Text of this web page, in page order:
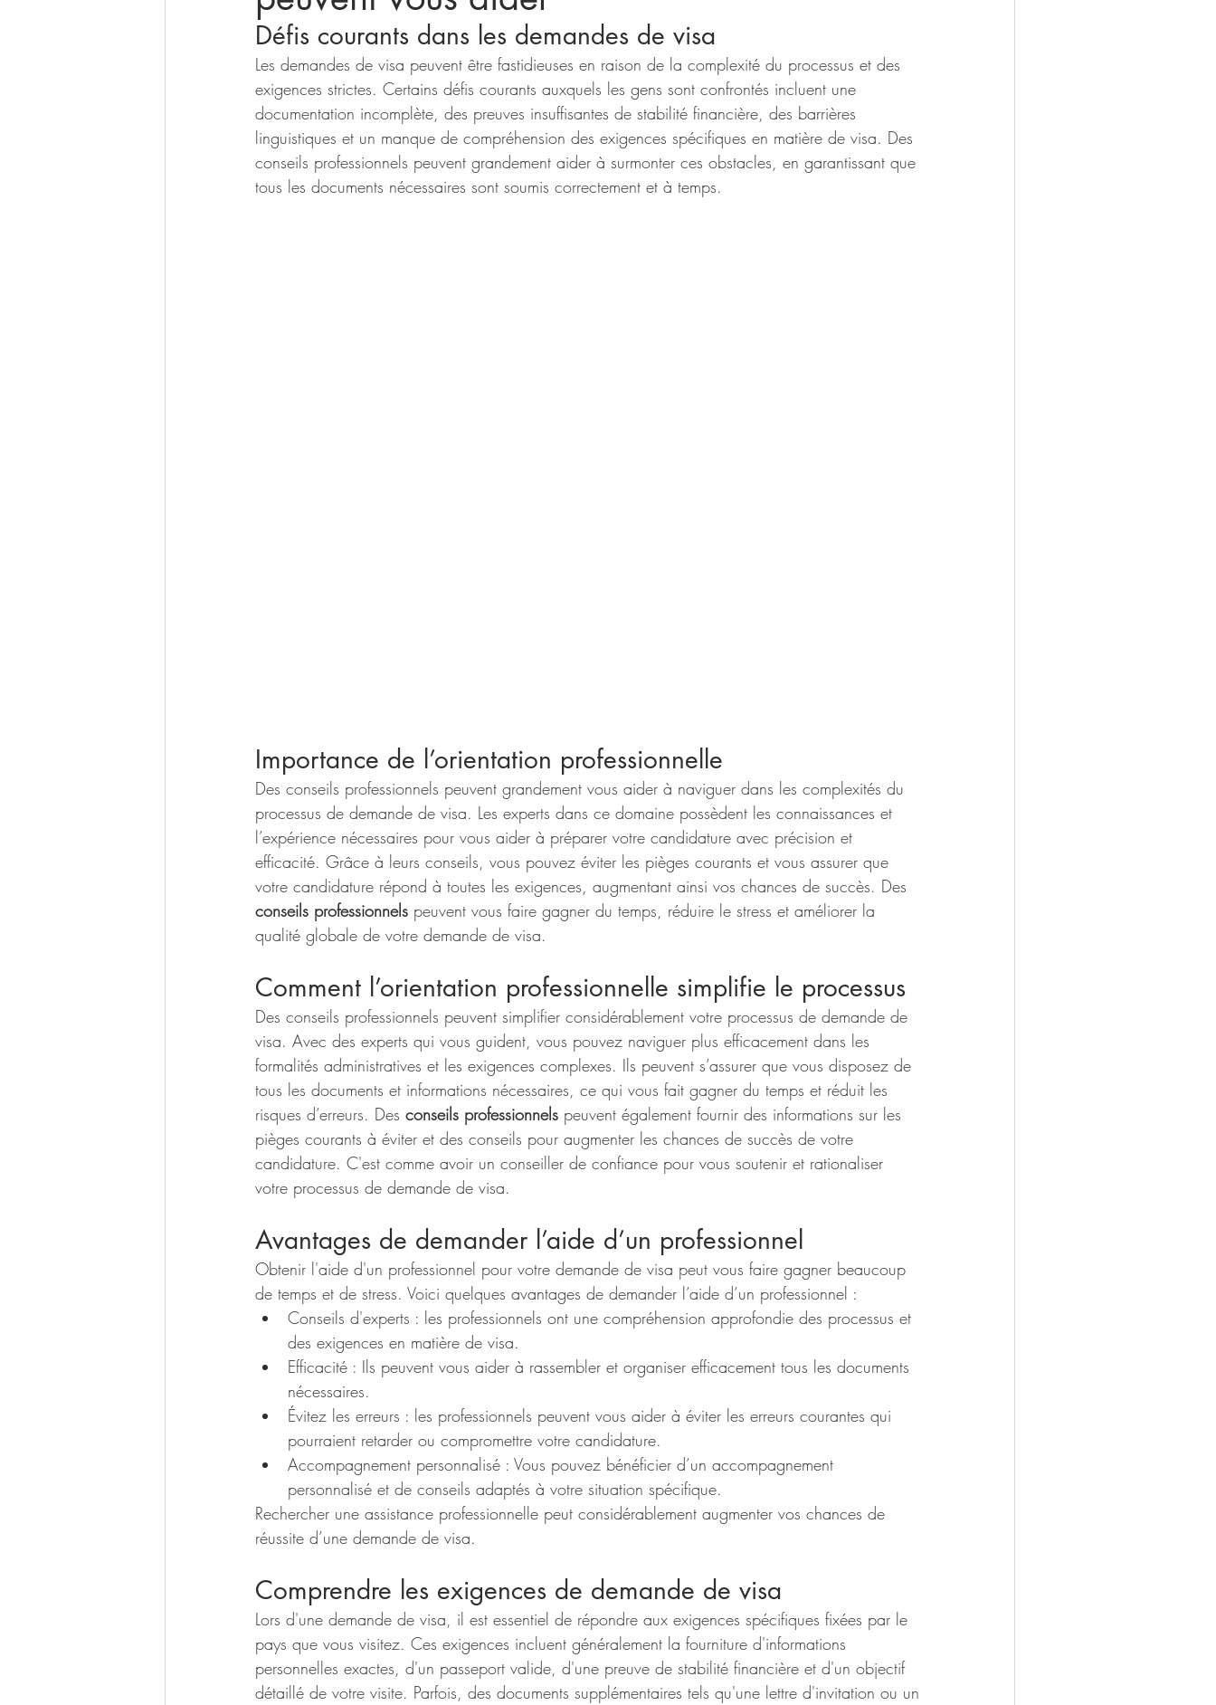
Défis courants dans les demandes de visa
Les demandes de visa peuvent être fastidieuses en raison de la complexité du processus et des
exigences strictes. Certains défis courants auxquels les gens sont confrontés incluent une
documentation incomplète, des preuves insuffisantes de stabilité financière, des barrières
linguistiques et un manque de compréhension des exigences spécifiques en matière de visa. Des
conseils professionnels peuvent grandement aider à surmonter ces obstacles, en garantissant que
tous les documents nécessaires sont soumis correctement et à temps.
Importance de l’orientation professionnelle
Des conseils professionnels peuvent grandement vous aider à naviguer dans les complexités du
processus de demande de visa. Les experts dans ce domaine possèdent les connaissances et
l’expérience nécessaires pour vous aider à préparer votre candidature avec précision et
efficacité. Grâce à leurs conseils, vous pouvez éviter les pièges courants et vous assurer que
votre candidature répond à toutes les exigences, augmentant ainsi vos chances de succès. Des
conseils professionnels peuvent vous faire gagner du temps, réduire le stress et améliorer la
qualité globale de votre demande de visa.
Comment l’orientation professionnelle simplifie le processus
Des conseils professionnels peuvent simplifier considérablement votre processus de demande de
visa. Avec des experts qui vous guident, vous pouvez naviguer plus efficacement dans les
formalités administratives et les exigences complexes. Ils peuvent s’assurer que vous disposez de
tous les documents et informations nécessaires, ce qui vous fait gagner du temps et réduit les
risques d’erreurs. Des conseils professionnels peuvent également fournir des informations sur les
pièges courants à éviter et des conseils pour augmenter les chances de succès de votre
candidature. C'est comme avoir un conseiller de confiance pour vous soutenir et rationaliser
votre processus de demande de visa.
Avantages de demander l’aide d’un professionnel
Obtenir l'aide d'un professionnel pour votre demande de visa peut vous faire gagner beaucoup
de temps et de stress. Voici quelques avantages de demander l’aide d’un professionnel :
Conseils d'experts : les professionnels ont une compréhension approfondie des processus et
des exigences en matière de visa.
Efficacité : Ils peuvent vous aider à rassembler et organiser efficacement tous les documents
nécessaires.
Évitez les erreurs : les professionnels peuvent vous aider à éviter les erreurs courantes qui
pourraient retarder ou compromettre votre candidature.
Accompagnement personnalisé : Vous pouvez bénéficier d’un accompagnement
personnalisé et de conseils adaptés à votre situation spécifique.
Rechercher une assistance professionnelle peut considérablement augmenter vos chances de
réussite d’une demande de visa.
Comprendre les exigences de demande de visa
Lors d'une demande de visa, il est essentiel de répondre aux exigences spécifiques fixées par le
pays que vous visitez. Ces exigences incluent généralement la fourniture d'informations
personnelles exactes, d'un passeport valide, d'une preuve de stabilité financière et d'un objectif
détaillé de votre visite. Parfois, des documents supplémentaires tels qu'une lettre d'invitation ou un